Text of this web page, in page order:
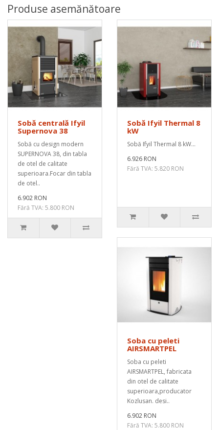
Produse asemănătoare
Sobă centrală Ifyil
Supernova 38
Sobă cu design modern
SUPERNOVA 38, din tabla
de otel de calitate
superioara.Focar din tabla
de otel..
6.902 RON
Fără TVA: 5.800 RON
Sobă Ifyil Thermal 8
kW
Sobă Ifyil Thermal 8 kW...
6.926 RON
Fără TVA: 5.820 RON
Soba cu peleti
AIRSMARTPEL
Soba cu peleti
AIRSMARTPEL, fabricata
din otel de calitate
superioara,producator
Kozlusan. desi..
6.902 RON
Fără TVA: 5.800 RON